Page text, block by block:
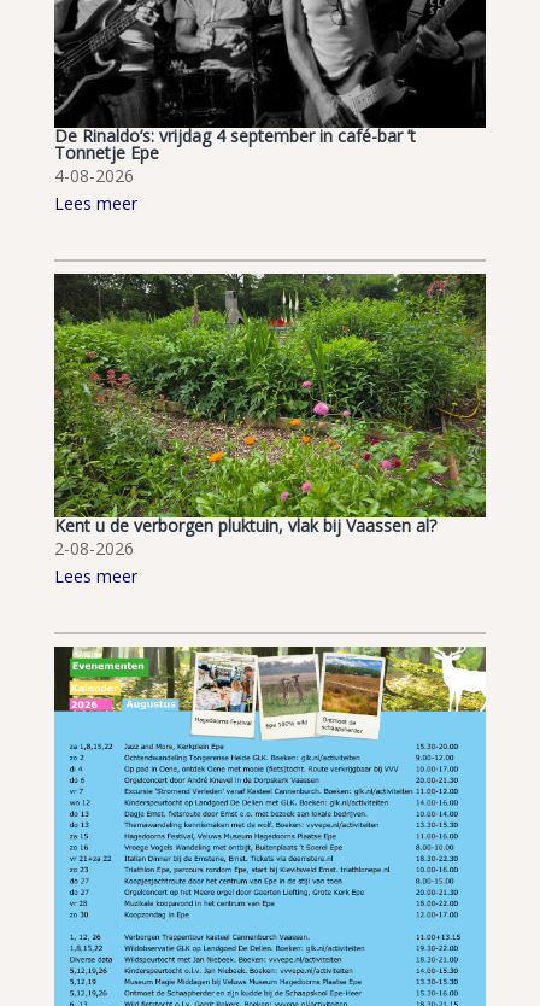
De Rinaldo’s: vrijdag 4 september in café-bar ’t
Tonnetje Epe
4-08-2026
Lees meer
Kent u de verborgen pluktuin, vlak bij Vaassen al?
2-08-2026
Lees meer